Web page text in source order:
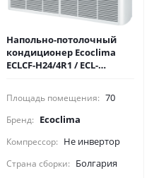
Напольно-потолочный
кондиционер Ecoclima
ECLCF-H24/4R1 / ECL-
Площадь помещения: 70
Бренд: Ecoclima
Компрессор: Не инвертор
Страна сборки: Болгария